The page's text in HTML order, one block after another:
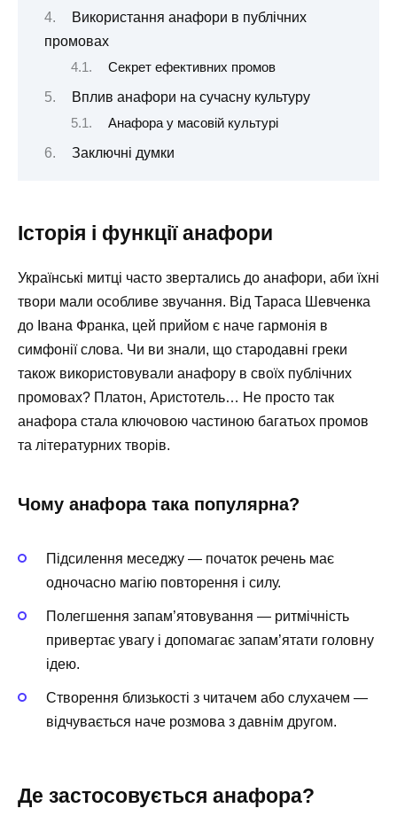
Використання анафори в публічних
промовах
Секрет ефективних промов
Вплив анафори на сучасну культуру
Анафора у масовій культурі
Заключні думки
Історія і функції анафори
Українські митці часто звертались до анафори, аби їхні
твори мали особливе звучання. Від Тараса Шевченка
до Івана Франка, цей прийом є наче гармонія в
симфонії слова. Чи ви знали, що стародавні греки
також використовували анафору в своїх публічних
промовах? Платон, Аристотель… Не просто так
анафора стала ключовою частиною багатьох промов
та літературних творів.
Чому анафора така популярна?
Підсилення меседжу — початок речень має
одночасно магію повторення і силу.
Полегшення запам’ятовування — ритмічність
привертає увагу і допомагає запам’ятати головну
ідею.
Створення близькості з читачем або слухачем —
відчувається наче розмова з давнім другом.
Де застосовується анафора?